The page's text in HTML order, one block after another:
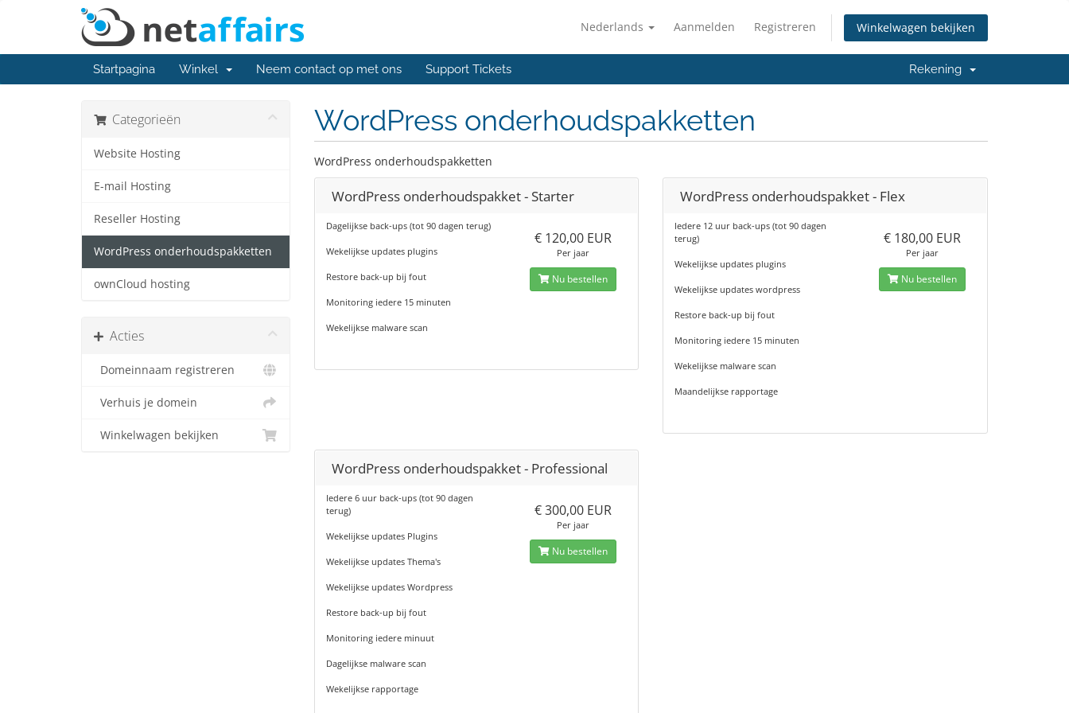
Nederlands Aanmelden Registreren Winkelwagen bekijken
Startpagina Winkel Neem contact op met ons Support Tickets Rekening
Categorieën
Website Hosting
E-mail Hosting
Reseller Hosting
WordPress onderhoudspakketten
ownCloud hosting
Acties
Domeinnaam registreren
Verhuis je domein
Winkelwagen bekijken
WordPress onderhoudspakketten
WordPress onderhoudspakketten
WordPress onderhoudspakket - Starter
Dagelijkse back-ups (tot 90 dagen terug)
Wekelijkse updates plugins
Restore back-up bij fout
Monitoring iedere 15 minuten
Wekelijkse malware scan
€ 120,00 EUR
Per jaar
Nu bestellen
WordPress onderhoudspakket - Flex
Iedere 12 uur back-ups (tot 90 dagen
terug)
Wekelijkse updates plugins
Wekelijkse updates wordpress
Restore back-up bij fout
Monitoring iedere 15 minuten
Wekelijkse malware scan
Maandelijkse rapportage
€ 180,00 EUR
Per jaar
Nu bestellen
WordPress onderhoudspakket - Professional
Iedere 6 uur back-ups (tot 90 dagen
terug)
Wekelijkse updates Plugins
Wekelijkse updates Thema's
Wekelijkse updates Wordpress
Restore back-up bij fout
Monitoring iedere minuut
Dagelijkse malware scan
Wekelijkse rapportage
€ 300,00 EUR
Per jaar
Nu bestellen